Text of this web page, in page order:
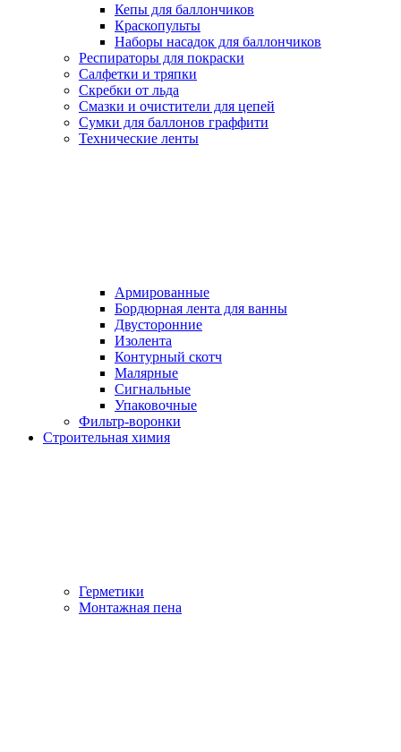
Кепы для баллончиков
Краскопульты
Наборы насадок для баллончиков
Респираторы для покраски
Салфетки и тряпки
Скребки от льда
Смазки и очистители для цепей
Сумки для баллонов граффити
Технические ленты
Армированные
Бордюрная лента для ванны
Двусторонние
Изолента
Контурный скотч
Малярные
Сигнальные
Упаковочные
Фильтр-воронки
Строительная химия
Герметики
Монтажная пена